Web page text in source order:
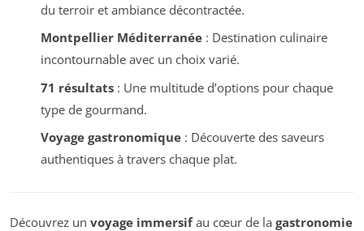
du terroir et ambiance décontractée.
Montpellier Méditerranée: Destination culinaire
incontournable avec un choix varié.
71 résultats: Une multitude d’options pour chaque
type de gourmand.
Voyage gastronomique: Découverte des saveurs
authentiques à travers chaque plat.
Découvrez un voyage immersifau cœur de la gastronomie